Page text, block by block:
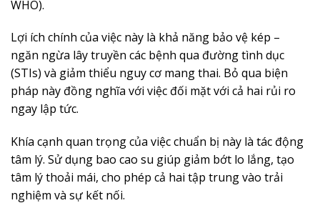
WHO).
Lợi ích chính của việc này là khả năng bảo vệ kép –
ngăn ngừa lây truyền các bệnh qua đường tình dục
(STIs) và giảm thiểu nguy cơ mang thai. Bỏ qua biện
pháp này đồng nghĩa với việc đối mặt với cả hai rủi ro
ngay lập tức.
Khía cạnh quan trọng của việc chuẩn bị này là tác động
tâm lý. Sử dụng bao cao su giúp giảm bớt lo lắng, tạo
tâm lý thoải mái, cho phép cả hai tập trung vào trải
nghiệm và sự kết nối.